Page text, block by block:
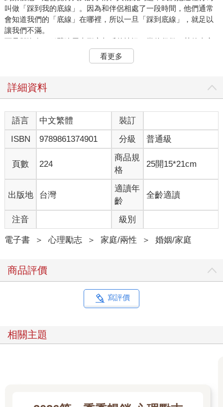
叫做「踩到我的底線」。因為和伴侶相處了一段時間，他們通常
會知道我們的「底線」在哪裡，所以一旦「踩到底線」，就足以
讓我們不滿。
可是卻沒有一種譬喻用來形容相反的情況：當伴侶做了某件事之
後，我們一定會覺得被愛。我們也許可以把這叫做「踩到愛的底
線」，但這樣講沒什麼詩意，所以我寧可把這稱為「讓我怦然心
咒，如果想在關係中感受到更多愛意，可以學會用一些方法，讓
呢？相信沒多久，你們兩人就會互相讓對方心動，讓這個良性循
環不斷運作，這樣是不是很美好呢？ 你和伴侶在熱戀期時，可能
會覺得每天都徜徉在溫暖、甜蜜的愛意之中，為什麼呢？因為這
時你們還沒有面對什麼嚴重的問題，而且也會以各種方式表達愛
意——互相寫紙條給對方、送對方小禮物，相處時也極其溫柔、
關愛。當然，你們不可能年復一年、一直用同樣的方式來表達
愛，即使如此，你們還是會想要有許多甜蜜的時刻。當你學會怎
麼讓伴侶怦然心動後，無論你們身在何處或是有多少時間，都能
馬上創造出令人深感驚豔的時刻。
伴侶偏好透過什麼方式感受到愛？
若要讓伴侶感受到你很愛他，你必須知道每個人對「真愛」有不
同的定義或規範。舉個例子，多年前，我有一任女友名叫雪兒，
「你老是在幫我按摩、沒事就在碰我。為什麼要一直毛手毛腳
的？」她說的沒錯，我常常幫她按摩。我說：「我這樣做是想表
示我有多麼關心你。」她馬上回我：「我不覺得有被愛的感受，
畢竟你從來沒有說你愛我。」她這麼說也沒錯，我從來沒有對她
事。在我的成長過程中，每次父母打我或處罰我的時候，他們都
這位叔叔竟然性侵她，也因此，當我幫她按摩時，她覺得這在預
看更多
詳細資料
語言 中文繁體
裝訂
ISBN
9789861374901 分級 普通級
頁數 224
商品規
格
25開15*21cm
出版地 台灣
適讀年
齡
全齡適讀
注音 級別
電子書 ＞ 心理勵志 ＞ 家庭/兩性 ＞ 婚姻/家庭
商品評價
寫評價
相關主題